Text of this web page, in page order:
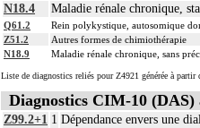
N18.4
Maladie rénale chronique,
Q61.2
Rein polykystique, autosomique
Z51.2
Autres formes de chimiothérapie
N18.9
Maladie rénale chronique, sans
Liste de diagnostics reliés pour Z4921 générée à
Diagnostics CIM-10 (DAS)
Z99.2+1 1 Dépendance envers une